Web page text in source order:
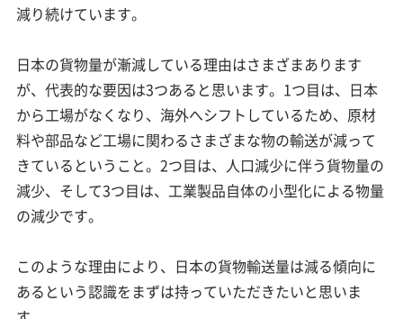
減り続けています。
日本の貨物量が漸減している理由はさまざまあります
が、代表的な要因は3つあると思います。1つ目は、日本
から工場がなくなり、海外へシフトしているため、原材
料や部品など工場に関わるさまざまな物の輸送が減って
きているということ。2つ目は、人口減少に伴う貨物量の
減少、そして3つ目は、工業製品自体の小型化による物量
の減少です。
このような理由により、日本の貨物輸送量は減る傾向に
あるという認識をまずは持っていただきたいと思いま